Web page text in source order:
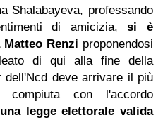
Shalabayeva, professando
di amicizia,si è
Renzi proponendosi
di qui alla fine della
dell'Ncd deve arrivare il più
compiuta con l'accordo
una legge elettorale valida